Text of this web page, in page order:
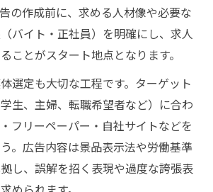
告相談で解決へ導く方法
の課題を相談で明確化するコツ
みを広告相談で解消する手法
正社員求人の広告改善ポイント
が採用成功を左右する理由とは
人広告の課題別相談活用術
員の求人広告トラブル相談術
の作成前に、求める人材像や必要な
バイト・正社員）を明確にし、求人
ことがスタート地点となります。
選定も大切な工程です。ターゲット
生、主婦、転職希望者など）に合わ
フリーペーパー・自社サイトなどを
。広告内容は景品表示法や労働基準
し、誤解を招く表現や過度な誇張表